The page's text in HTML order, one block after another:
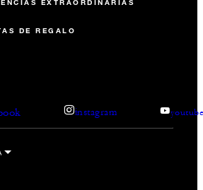
EXTRAORDINARIAS
DE REGALO
instagram